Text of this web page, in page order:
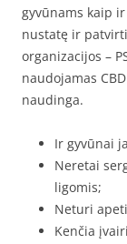
gyvūnams kaip
nustatę ir
organizacijos –
naudojamas
naudinga.
Ir gyvūnai
Neretai
ligomis;
Neturi
Kenčia